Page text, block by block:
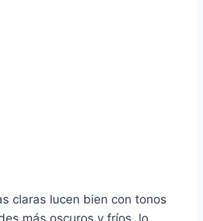
claras lucen bien con tonos